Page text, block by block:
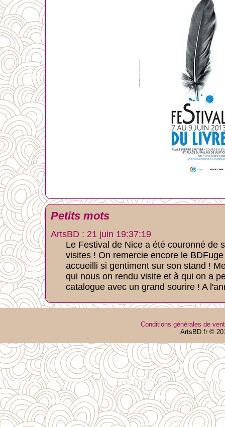
Petits mots
ArtsBD : 21 juin 19:37:19
Le Festival de Nice a été couronné de
visites ! On remercie encore le
accueilli si gentiment sur son stand !
qui nous on rendu visite et à qui on a
catalogue avec un grand sourire ! A
Conditions générales de
ArtsBD.fr ©